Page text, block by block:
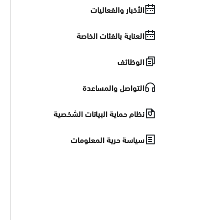
الأخبار والفعاليات
العناية بالفئات الخاصة
الوظائف
التواصل والمساعدة
نظام حماية البيانات الشخصية
سياسة حرية المعلومات